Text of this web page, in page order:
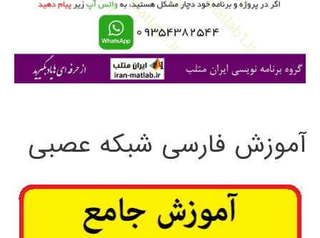
ی
آموزش فارسی شبکه عصبی